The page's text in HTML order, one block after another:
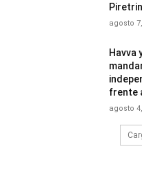
agosto
Havva
frente
agosto